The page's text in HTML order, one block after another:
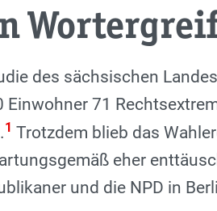
des sächsischen
Einwohner 71
1 Trotzdem blieb das
eher
und die NPD in